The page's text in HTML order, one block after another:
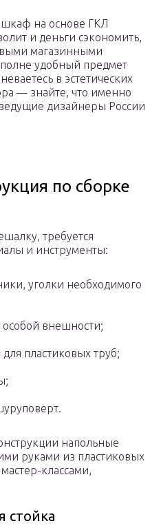
на основе ГКЛ
и деньги сэкономить,
магазинными
удобный предмет
в эстетических
— знайте, что именно
дизайнеры России
по сборке
требуется
и инструменты:
уголки необходимого
особой внешности;
пластиковых труб;
напольные
руками из пластиковых
классами,
стойка